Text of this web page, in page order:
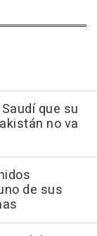
que su
no va
de sus